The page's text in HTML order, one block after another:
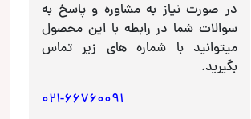
در صورت نیاز به مشاوره و پاسخ به
سوالات شما در رابطه با این محصول
میتوانید با شماره های زیر تماس
بگیرید.
021-66760091